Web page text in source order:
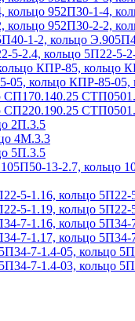
кольцо 952П30-1-4,
952П30-2-2,
1-2, кольцо
5-2.4, кольцо 5П22-5-
КПР-85, кольцо
05, кольцо КПР-85-
СП170.140.25
СП220.190.25
2П.3.5
4М.3.3
5П.3.5
13-2.7, кольцо
5-1.16, кольцо
5-1.19, кольцо
7-1.16, кольцо
7-1.17, кольцо
7-1.4-05, кольцо
7-1.4-03, кольцо